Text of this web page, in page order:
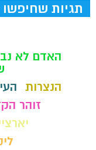
תגיות שחיפשו
האדם לא
הנצרות
זוהר